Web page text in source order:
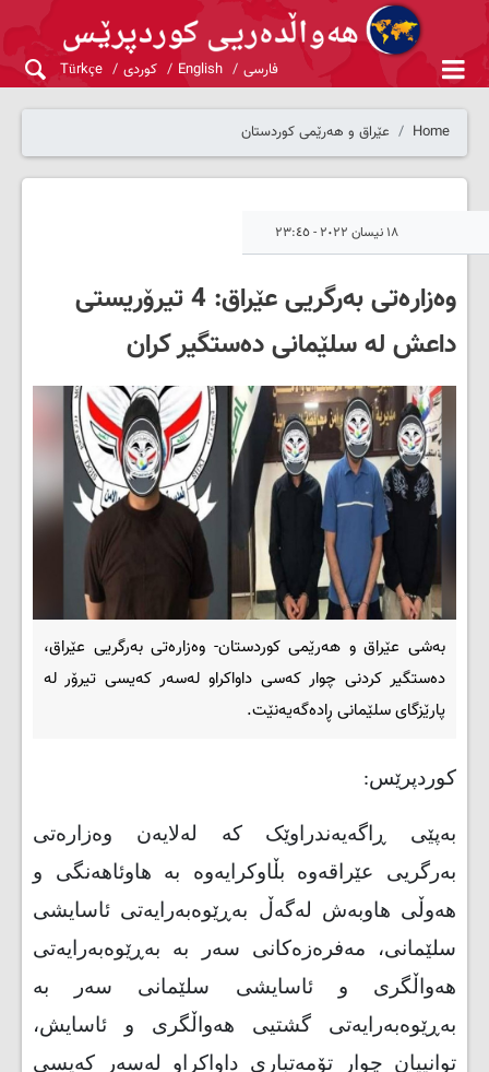
فارسی English کوردی Türkçe
Home عێراق و هەرێمی کوردستان
١٨ نیسان ٢٠٢٢ - ٢٣:٤٥
وەزارەتی بەرگریی عێراق: 4 تیرۆریستی
داعش لە سلێمانی دەستگیر کران
بەشی عێراق و هەرێمی کوردستان- وەزارەتی بەرگریی عێراق،
دەستگیر کردنی چوار کەسی داواکراو لەسەر کەيسى تیرۆر لە
پارێزگای سلێمانی ڕادەگەیەنێت.
کوردپرێس:
بەپێی ڕاگەیەندراوێک کە لەلایەن وەزارەتی
بەرگریی عێراقەوە بڵاوکرایەوە بە هاوئاهەنگی و
هەوڵی هاوبەش لەگەڵ بەڕێوەبەرایەتی ئاسایشی
سلێمانی، مەفرەزەکانی سەر بە بەڕێوەبەرایەتی
هەواڵگری و ئاسایشی سلێمانی سەر بە
بەڕێوەبەرایەتی گشتیی هەواڵگری و ئاسایش،
توانییان چوار تۆمەتباری داواکراو لەسەر کەیسی